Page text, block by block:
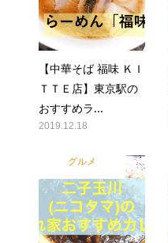
【中華そば 福味 ＫＩ
ＴＴＥ店】東京駅の
おすすめラ...
2019.12.18
グルメ